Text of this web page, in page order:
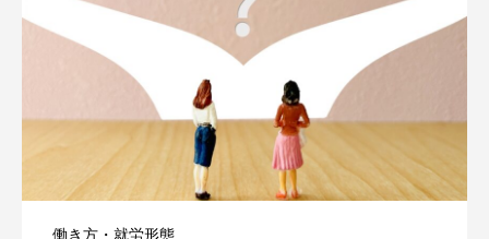
働き方・就労形態